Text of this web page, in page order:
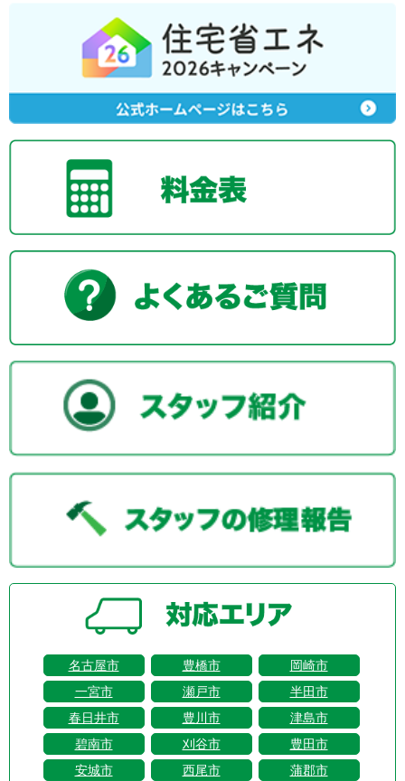
名古屋市 豊橋市
岡崎市
一宮市
瀬戸市
半田市
春日井市
豊川市
津島市
碧南市
刈谷市
豊田市
安城市
西尾市
蒲郡市